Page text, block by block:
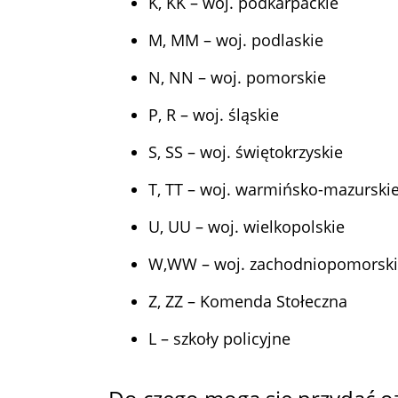
M, MM – woj. podlaskie
N, NN – woj. pomorskie
P, R – woj. śląskie
S, SS – woj. świętokrzyskie
T, TT – woj. warmińsko-
U, UU – woj. wielkopolskie
W,WW – woj.
Z, ZZ – Komenda Stołeczna
L – szkoły policyjne